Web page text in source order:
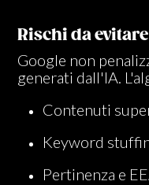
Rischi da evitare
Google non
generati dall'IA.
Contenuti
Keyword
Pertinenza e